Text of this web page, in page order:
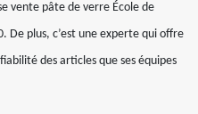
vente pâte de verre École de
De plus, c’est une experte qui offre
des articles que ses équipes